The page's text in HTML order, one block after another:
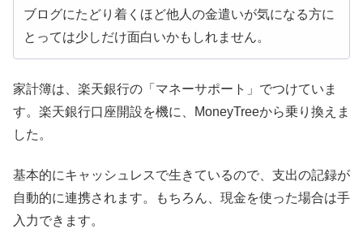
ブログにたどり着くほど他人の金遣いが気になる方に
とっては少しだけ面白いかもしれません。
家計簿は、楽天銀行の「マネーサポート」でつけていま
す。楽天銀行口座開設を機に、MoneyTreeから乗り換えま
した。
基本的にキャッシュレスで生きているので、支出の記録が
自動的に連携されます。もちろん、現金を使った場合は手
入力できます。